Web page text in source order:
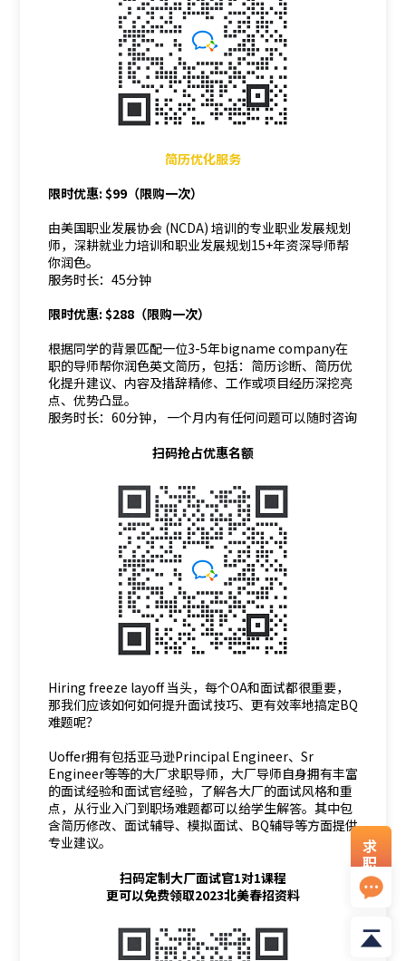
简历优化服务
限时优惠: $99（限购一次）
由美国职业发展协会 (NCDA) 培训的专业职业发展规划
师，深耕就业力培训和职业发展规划15+年资深导师帮
你润色。
服务时长：45分钟
限时优惠: $288（限购一次）
根据同学的背景匹配一位3-5年bigname company在
职的导师帮你润色英文简历，包括：简历诊断、简历优
化提升建议、内容及措辞精修、工作或项目经历深挖亮
点、优势凸显。
服务时长：60分钟， 一个月内有任何问题可以随时咨询
扫码抢占优惠名额
Hiring freeze layoff 当头，每个OA和面试都很重要，
那我们应该如何如何提升面试技巧、更有效率地搞定BQ
难题呢？
Uoffer拥有包括亚马逊Principal Engineer、Sr
Engineer等等的大厂求职导师，大厂导师自身拥有丰富
的面试经验和面试官经验，了解各大厂的面试风格和重
点，从行业入门到职场难题都可以给学生解答。其中包
含简历修改、面试辅导、模拟面试、BQ辅导等方面提供
专业建议。
扫码定制大厂面试官1对1课程
更可以免费领取2023北美春招资料
求
职
资
料